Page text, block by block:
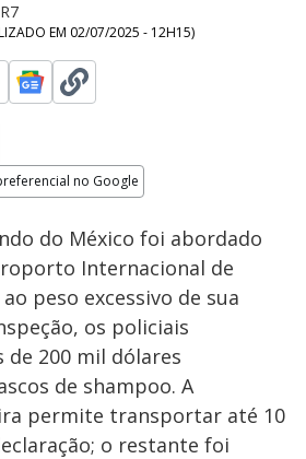
EM 02/07/2025 - 12H15)
no Google
do México foi abordado
Internacional de
peso excessivo de sua
os policiais
200 mil dólares
de shampoo. A
permite transportar até 10
o restante foi